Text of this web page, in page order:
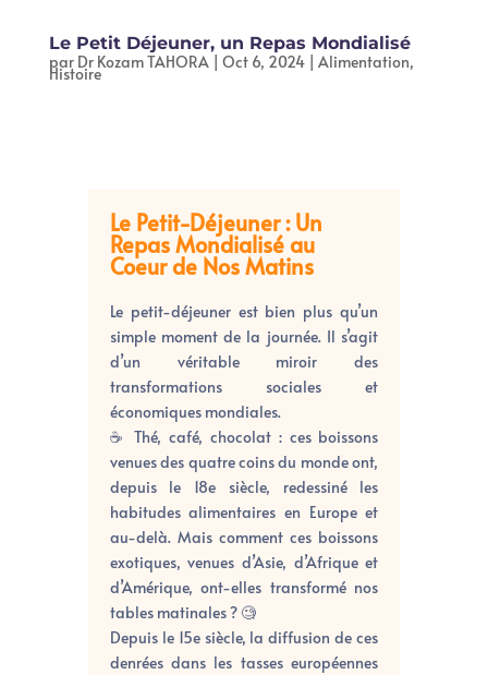
Le Petit Déjeuner, un Repas Mondialisé
par Dr Kozam TAHORA | Oct 6, 2024| Alimentation,
Histoire
Le Petit-Déjeuner : Un
Repas Mondialisé au
Coeur de Nos Matins
Le petit-déjeuner est bien plus qu’un
simple moment de la journée. Il s’agit
d’un véritable miroir des
transformations sociales et
économiques mondiales.
☕ Thé, café, chocolat : ces boissons
venues des quatre coins du monde ont,
depuis le 18e siècle, redessiné les
habitudes alimentaires en Europe et
au-delà. Mais comment ces boissons
exotiques, venues d’Asie, d’Afrique et
d’Amérique, ont-elles transformé nos
tables matinales ? 🧐
Depuis le 15e siècle, la diffusion de ces
denrées dans les tasses européennes